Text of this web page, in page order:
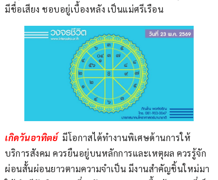
มีชื่อเสียง ชอบอยู่เบื้องหลัง เป็นแม่ศรีเรือน
เกิดวันอาทิตย์ มีโอกาสได้ทำงานพิเศษด้านการให้
บริการสังคม ควรยืนอยู่บนหลักการและเหตุผล ควรรู้จัก
ผ่อนสั้นผ่อนยาวตามความจำเป็น มีงานสำคัญชิ้นใหม่มา